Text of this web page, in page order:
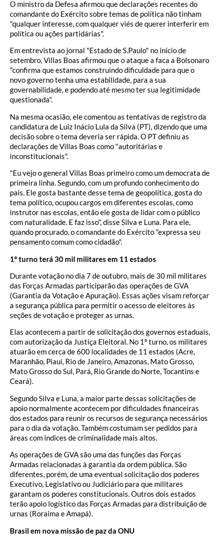
O ministro da Defesa afirmou que declarações recentes do
comandante do Exército sobre temas de política não tinham
"qualquer interesse, com qualquer viés de querer interferir em
política ou ações partidárias".
Em entrevista ao jornal "Estado de S.Paulo" no início de
setembro, Villas Boas afirmou que o ataque a faca a Bolsonaro
"confirma que estamos construindo dificuldade para que o
novo governo tenha uma estabilidade, para a sua
governabilidade, e podendo até mesmo ter sua legitimidade
questionada".
Na mesma ocasião, ele comentou as tentativas de registro da
candidatura de Luiz Inácio Lula da Silva (PT), dizendo que uma
decisão sobre o tema deveria ser rápida. O PT definiu as
declarações de Villas Boas como "autoritárias e
inconstitucionais".
"Eu vejo o general Villas Boas primeiro como um democrata de
primeira linha. Segundo, com um profundo conhecimento do
país. Ele gosta bastante desse tema de geopolítica, gosta do
tema político, ocupou cargos em diferentes escolas, como
instrutor nas escolas, então ele gosta de lidar com o público
com naturalidade. E faz isso", disse Silva e Luna. Para ele,
quando procurado, o comandante do Exército "expressa seu
pensamento comum como cidadão".
1º turno terá 30 mil militares em 11 estados
Durante votação no dia 7 de outubro, mais de 30 mil militares
das Forças Armadas participarão das operações de GVA
(Garantia da Votação e Apuração). Essas ações visam reforçar
a segurança pública para permitir o acesso de eleitores às
seções de votação e proteger as urnas.
Elas acontecem a partir de solicitação dos governos estaduais,
com autorização da Justiça Eleitoral. No 1º turno, os militares
atuarão em cerca de 600 localidades de 11 estados (Acre,
Maranhão, Piauí, Rio de Janeiro, Amazonas, Mato Grosso,
Mato Grosso do Sul, Pará, Rio Grande do Norte, Tocantins e
Ceará).
Segundo Silva e Luna, a maior parte dessas solicitações de
apoio normalmente acontecem por dificuldades financeiras
dos estados para reunir os recursos de segurança necessários
para o dia da votação. Também costumam ser pedidos para
áreas com índices de criminalidade mais altos.
As operações de GVA são uma das funções das Forças
Armadas relacionadas à garantia da ordem pública. São
diferentes, porém, de uma eventual solicitação dos poderes
Executivo, Legislativo ou Judiciário para que militares
garantam os poderes constitucionais. Outros dois estados
terão apoio logístico das Forças Armadas para distribuição de
urnas (Roraima e Amapá).
Brasil em nova missão de paz da ONU